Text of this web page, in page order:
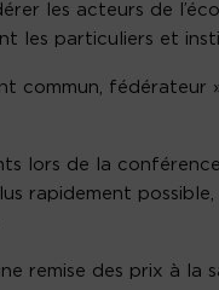
les acteurs de
les particuliers et
commun, fédérateur
lors de la conférence
rapidement
remise des prix à la